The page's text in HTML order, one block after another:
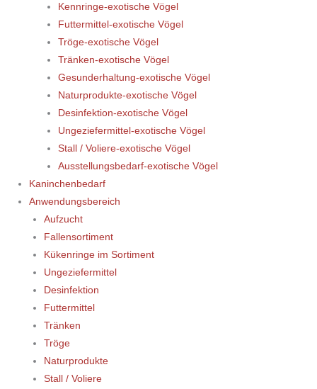
Kennringe-exotische Vögel
Futtermittel-exotische Vögel
Tröge-exotische Vögel
Tränken-exotische Vögel
Gesunderhaltung-exotische Vögel
Naturprodukte-exotische Vögel
Desinfektion-exotische Vögel
Ungeziefermittel-exotische Vögel
Stall / Voliere-exotische Vögel
Ausstellungsbedarf-exotische Vögel
Kaninchenbedarf
Anwendungsbereich
Aufzucht
Fallensortiment
Kükenringe im Sortiment
Ungeziefermittel
Desinfektion
Futtermittel
Tränken
Tröge
Naturprodukte
Stall / Voliere